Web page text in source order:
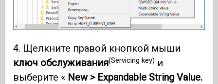
4. Щелкните правой кнопкой мыши
ключ обслуживания(Servicing key) и
выберите « New > Expandable String Value.